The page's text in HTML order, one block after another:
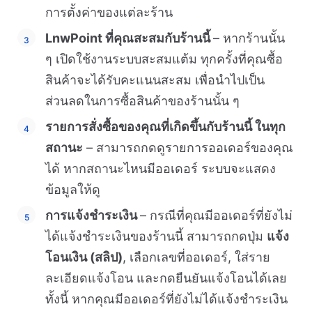
การตั้งค่าของแต่ละร้าน
LnwPoint ที่คุณสะสมกับร้านนี้– หากร้านนั้น
ๆ เปิดใช้งานระบบสะสมแต้ม ทุกครั้งที่คุณซื้อ
สินค้าจะได้รับคะแนนสะสม เพื่อนำไปเป็น
ส่วนลดในการซื้อสินค้าของร้านนั้น ๆ
รายการสั่งซื้อของคุณที่เกิดขึ้นกับร้านนี้ ในทุก
สถานะ – สามารถกดดูรายการออเดอร์ของคุณ
ได้ หากสถานะไหนมีออเดอร์ ระบบจะแสดง
ข้อมูลให้ดู
การแจ้งชำระเงิน– กรณีที่คุณมีออเดอร์ที่ยังไม่
ได้แจ้งชำระเงินของร้านนี้ สามารถกดปุ่ม แจ้ง
โอนเงิน (สลิป) , เลือกเลขที่ออเดอร์, ใส่ราย
ละเอียดแจ้งโอน และกดยืนยันแจ้งโอนได้เลย
ทั้งนี้ หากคุณมีออเดอร์ที่ยังไม่ได้แจ้งชำระเงิน